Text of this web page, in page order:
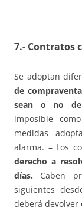
7.- Contratos
Se adoptan
de
sean o no de
imposible
medidas
alarma. – Los
derecho a
días. Caben
siguientes
deberá devolver